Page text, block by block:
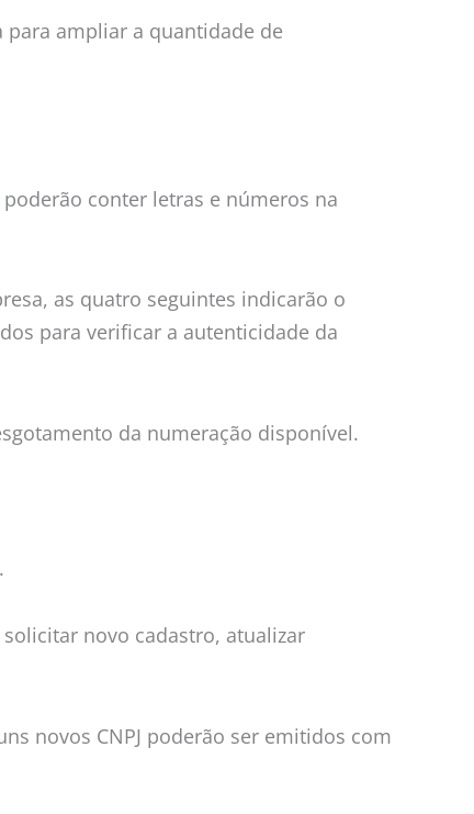
para ampliar a quantidade de
conter letras e números na
as quatro seguintes indicarão o
para verificar a autenticidade da
da numeração disponível.
novo cadastro, atualizar
novos CNPJ poderão ser emitidos com